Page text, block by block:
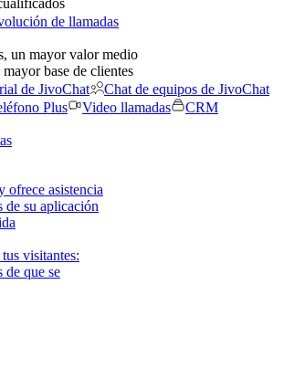
de llamadas
un mayor valor medio
base de clientes
de JivoChat
Chat de equipos de JivoChat
Plus Video llamadas
CRM
ofrece asistencia
de su aplicación
visitantes:
de que se